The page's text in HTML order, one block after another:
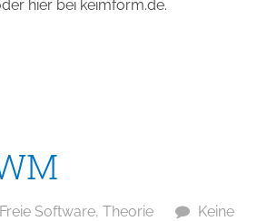
hier bei keimform.de.
Freie Software, Theorie
Keine